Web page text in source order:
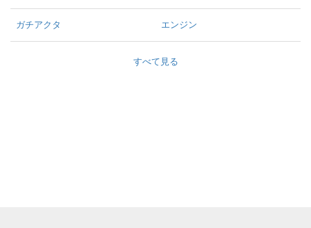
ガチアクタ エンジン
すべて見る